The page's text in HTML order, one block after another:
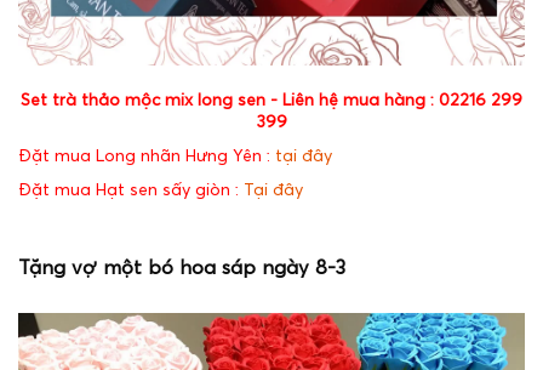
Set trà thảo mộc mix long sen - Liên hệ mua hàng : 02216 299
399
Đặt mua Long nhãn Hưng Yên : tại đây
Đặt mua Hạt sen sấy giòn :
Tại đây
Tặng vợ một bó hoa sáp ngày 8-3